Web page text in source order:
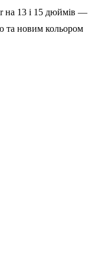
на 13 і 15 дюймів —
та новим кольором